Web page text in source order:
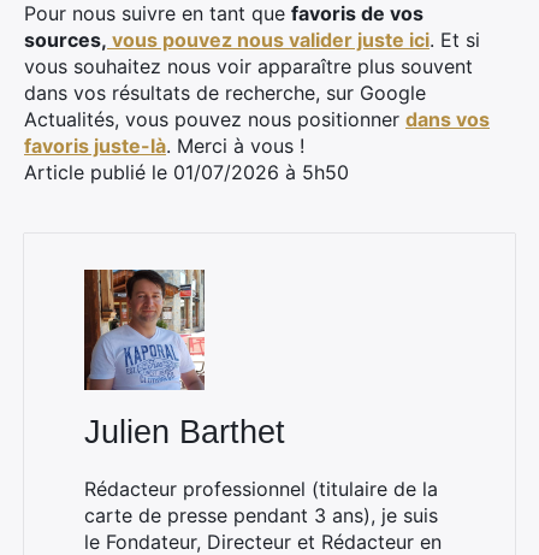
Pour nous suivre en tant que favoris de vos
sources, vous pouvez nous valider juste ici. Et si
vous souhaitez nous voir apparaître plus souvent
dans vos résultats de recherche, sur Google
Actualités, vous pouvez nous positionner dans vos
favoris juste-là. Merci à vous !
Article publié le 01/07/2026 à 5h50
Julien Barthet
Rédacteur professionnel (titulaire de la
carte de presse pendant 3 ans), je suis
le Fondateur, Directeur et Rédacteur en